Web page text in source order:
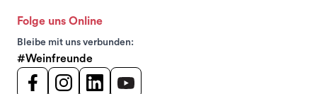
Folge uns Online
Bleibe mit uns verbunden:
#Weinfreunde